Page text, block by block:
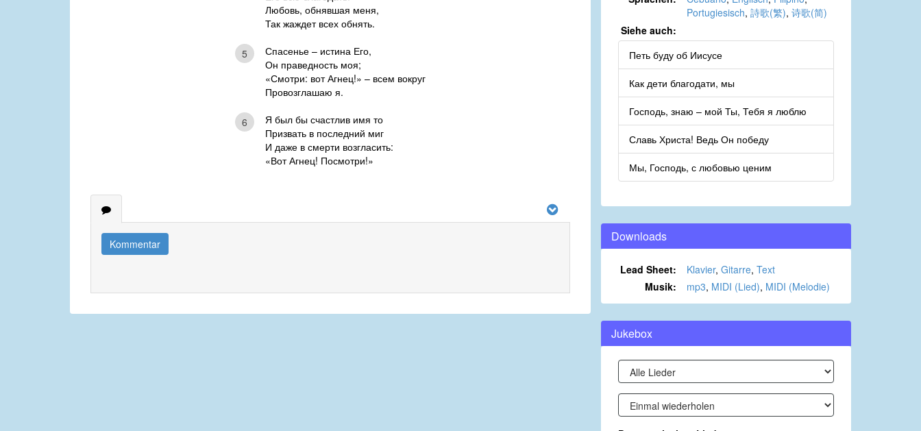
Любовь, обнявшая меня,
Так жаждет всех обнять.
5
Спасенье – истина Его,
Он праведность моя;
«Смотри: вот Агнец!» – всем вокруг
Провозглашаю я.
6
Я был бы счастлив имя то
Призвать в последний миг
И даже в смерти возгласить:
«Вот Агнец! Посмотри!»
Kommentar
Portugiesisch, 詩歌(繁), 诗歌(简)
Siehe auch:
Петь буду об Иисусе
Как дети благодати, мы
Господь, знаю – мой Ты, Тебя я люблю
Славь Христа! Ведь Он победу
Мы, Господь, с любовью ценим
Downloads
Lead Sheet: Klavier, Gitarre, Text
Musik:
mp3, MIDI (Lied), MIDI (Melodie)
Jukebox